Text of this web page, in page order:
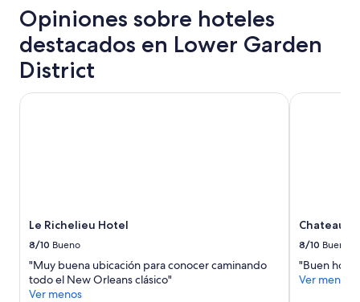
a
s
c
e
o
h
tendencias
de
precios
Opiniones sobre hoteles
destacados en Lower Garden
District
Le Richelieu Hotel
8/10 Bueno
"Muy buena ubicación para conocer caminando
todo el New Orleans clásico"
Ver menos
Le Richelieu Hotel
Chateau
8/10 Bueno
"Buen
Ver menos
Chateau